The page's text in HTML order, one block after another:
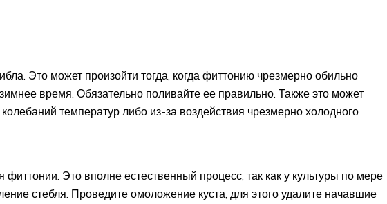
Это может произойти тогда, когда фиттонию чрезмерно обильно
время. Обязательно поливайте ее правильно. Также это может
колебаний температур либо из-за воздействия чрезмерно холодного
Это вполне естественный процесс, так как у культуры по мере
стебля. Проведите омоложение куста, для этого удалите начавшие